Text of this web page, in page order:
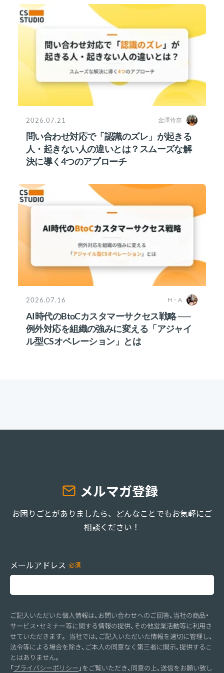
2026.07.21 金澤伶奈
問い合わせ対応で「認識のズレ」が起きる
人・起きない人の違いとは？スムーズな解
決に導く4つのアプローチ
2026.07.16 H・A
AI時代のBtoCカスタマーサクセス戦略 ──
例外対応を組織の強みに変える「アジャイ
ル型CSオペレーション」とは
メルマガ登録
お困りごとがありましたら、どんなことでもお気軽にご
相談ください！
メールアドレス
ご記入いただいた個人情報は、お問い合わせへのご回答、当社の商品・
サービス・セミナー等に関する情報の提供、その他営業活動等に利用さ
せていただきます。 当社では、ご記入いただいた情報を適切に管理し、
法令等による場合を除き、ご本人の同意なく第三者に開示、提供するこ
とはありません。
「プライバシーポリシー 」をご覧いただき、同意の上、送信をお願い致し